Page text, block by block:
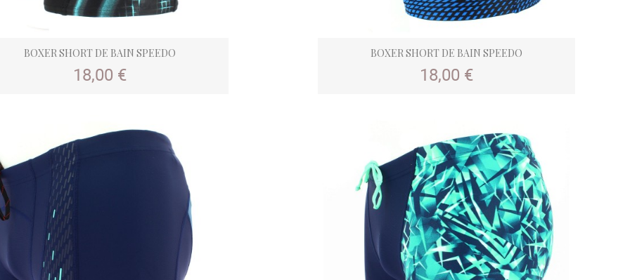
BOXER SHORT DE BAIN SPEEDO
Prix
18,00 €
BOXER SHORT DE BAIN SPEEDO
Prix
18,00 €